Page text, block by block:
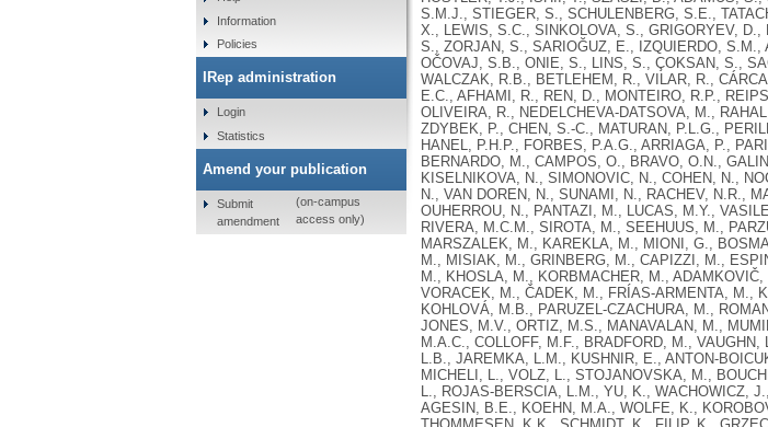
S.M.J., STIEGER, S., SCHULENBERG, S.E.,
X., LEWIS, S.C., SINKOLOVA, S., GRIGORYEV,
S., ZORJAN, S., SARIOĞUZ, E., IZQUIERDO, S.M.,
OČOVAJ, S.B., ONIE, S., LINS, S., ÇOKSAN, S.,
WALCZAK, R.B., BETLEHEM, R., VILAR, R.,
E.C., AFHAMI, R., REN, D., MONTEIRO, R.P.,
OLIVEIRA, R., NEDELCHEVA-DATSOVA, M.,
ZDYBEK, P., CHEN, S.-C., MATURAN, P.L.G.,
HANEL, P.H.P., FORBES, P.A.G., ARRIAGA, P.,
BERNARDO, M., CAMPOS, O., BRAVO, O.N.,
KISELNIKOVA, N., SIMONOVIC, N., COHEN, N.,
N., VAN DOREN, N., SUNAMI, N., RACHEV, N.R.,
OUHERROU, N., PANTAZI, M., LUCAS, M.Y.,
RIVERA, M.C.M., SIROTA, M., SEEHUUS, M.,
MARSZALEK, M., KAREKLA, M., MIONI, G.,
M., MISIAK, M., GRINBERG, M., CAPIZZI, M.,
M., KHOSLA, M., KORBMACHER, M.,
VORACEK, M., ČADEK, M., FRÍAS-ARMENTA, M.,
KOHLOVÁ, M.B., PARUZEL-CZACHURA, M.,
JONES, M.V., ORTIZ, M.S., MANAVALAN, M.,
M.A.C., COLLOFF, M.F., BRADFORD, M.,
L.B., JAREMKA, L.M., KUSHNIR, E., ANTON-
MICHELI, L., VOLZ, L., STOJANOVSKA, M.,
L., ROJAS-BERSCIA, L.M., YU, K., WACHOWICZ,
AGESIN, B.E., KOEHN, M.A., WOLFE, K.,
Information
Policies
IRep administration
Login
Statistics
Amend your publication
Submit
amendment
(on-campus
access only)